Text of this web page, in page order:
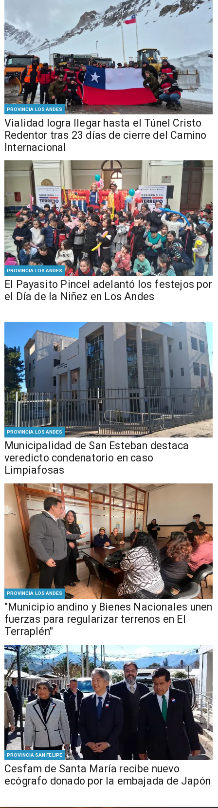
PROVINCIA LOS ANDES
Vialidad logra llegar hasta el Túnel Cristo
Redentor tras 23 días de cierre del Camino
Internacional
PROVINCIA LOS ANDES
El Payasito Pincel adelantó los festejos por
el Día de la Niñez en Los Andes
PROVINCIA LOS ANDES
Municipalidad de San Esteban destaca
veredicto condenatorio en caso
Limpiafosas
PROVINCIA LOS ANDES
"Municipio andino y Bienes Nacionales unen
fuerzas para regularizar terrenos en El
Terraplén"
PROVINCIA SAN FELIPE
Cesfam de Santa María recibe nuevo
ecógrafo donado por la embajada de Japón